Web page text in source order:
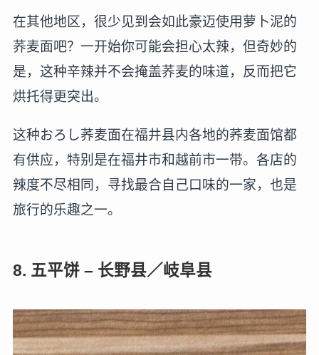
在其他地区，很少见到会如此豪迈使用萝卜泥的
荞麦面吧？一开始你可能会担心太辣，但奇妙的
是，这种辛辣并不会掩盖荞麦的味道，反而把它
烘托得更突出。
这种おろし荞麦面在福井县内各地的荞麦面馆都
有供应，特别是在福井市和越前市一带。各店的
辣度不尽相同，寻找最合自己口味的一家，也是
旅行的乐趣之一。
8. 五平饼 – 长野县／岐阜县